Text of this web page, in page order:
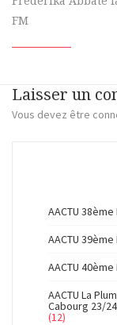
FM
Laisser un
Vous devez être
AACTU 38ème
AACTU
AACTU 40ème
AACTU La
Cabourg 23/
(12)